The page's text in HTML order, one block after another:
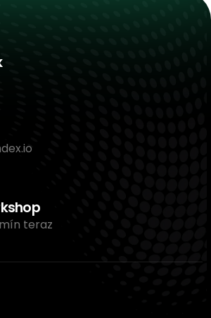
teraz